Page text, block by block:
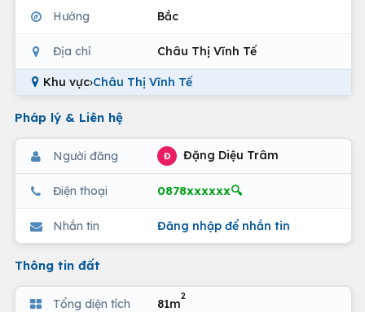
Hướng Bắc
Địa chỉ Châu Thị Vĩnh Tế
Khu vực›Châu Thị Vĩnh Tế
Pháp lý & Liên hệ
Người đăng Đ Đặng Diệu Trâm
Điện thoại 0878xxxxxx🔍
Nhắn tin Đăng nhập để nhắn tin
Thông tin đất
Tổng diện tích 81m
2